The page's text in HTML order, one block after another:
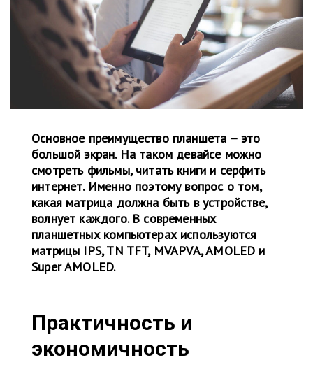
Основное преимущество планшета – это
большой экран. На таком девайсе можно
смотреть фильмы, читать книги и серфить
интернет. Именно поэтому вопрос о том,
какая матрица должна быть в устройстве,
волнует каждого. В современных
планшетных компьютерах используются
матрицы IPS, TN TFT, MVAPVA, AMOLED и
Super AMOLED.
Практичность и
экономичность